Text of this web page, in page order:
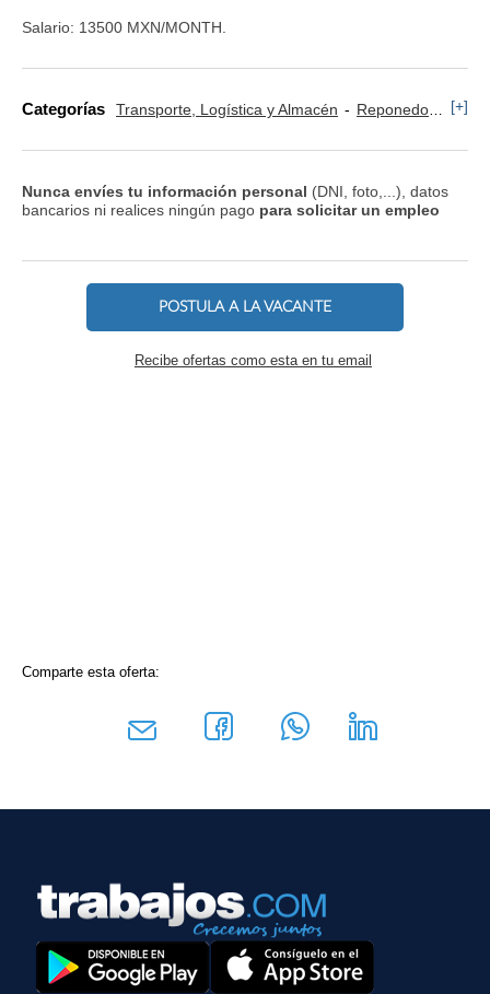
Salario: 13500 MXN/MONTH.
Categorías Transporte, Logística y Almacén Reponedor y Cajero [+]
Nunca envíes tu información personal (DNI, foto,...), datos
bancarios ni realices ningún pago para solicitar un empleo
POSTULA A LA VACANTE
Recibe ofertas como esta en tu email
Comparte esta oferta: